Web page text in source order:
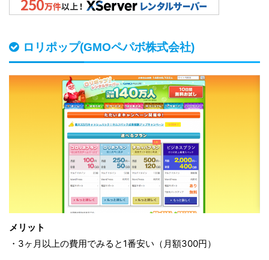
ロリポップ(GMOペパボ株式会社)
メリット
・3ヶ月以上の費用でみると1番安い（月額300円）